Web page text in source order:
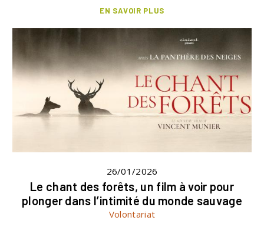
EN SAVOIR PLUS
26/01/2026
Le chant des forêts, un film à voir pour
plonger dans l’intimité du monde sauvage
Volontariat